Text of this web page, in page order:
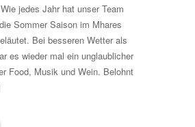
jedes Jahr hat unser Team
Sommer Saison im Mhares
Bei besseren Wetter als
es wieder mal ein unglaublicher
Food, Musik und Wein. Belohnt